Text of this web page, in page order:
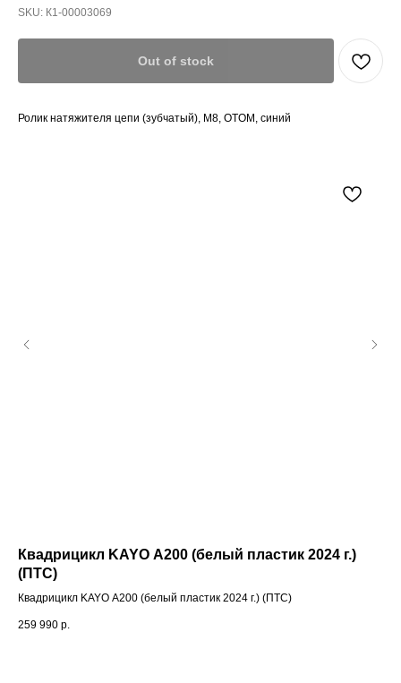
SKU: К1-00003069
Out of stock
Ролик натяжителя цепи (зубчатый), M8, OTOM, синий
Квадрицикл KAYO A200 (белый пластик 2024 г.)
(ПТС)
Квадрицикл KAYO A200 (белый пластик 2024 г.) (ПТС)
259 990 р.